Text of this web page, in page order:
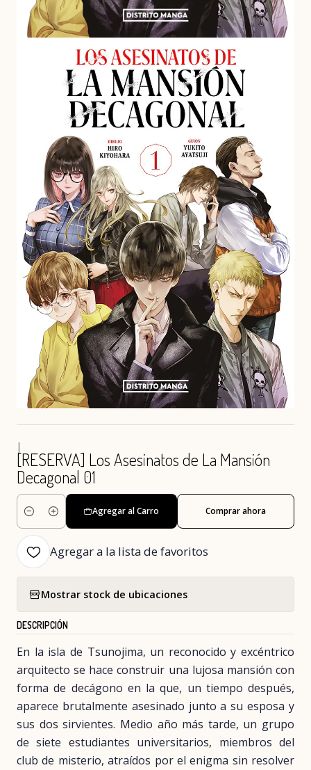
|
[RESERVA] Los Asesinatos de La Mansión
Decagonal 01
Cantidad
Agregar al Carro Comprar ahora
Agregar a la lista de favoritos
Mostrar stock de ubicaciones
DESCRIPCIÓN
En la isla de Tsunojima, un reconocido y excéntrico
arquitecto se hace construir una lujosa mansión con
forma de decágono en la que, un tiempo después,
aparece brutalmente asesinado junto a su esposa y
sus dos sirvientes. Medio año más tarde, un grupo
de siete estudiantes universitarios, miembros del
club de misterio, atraídos por el enigma sin resolver